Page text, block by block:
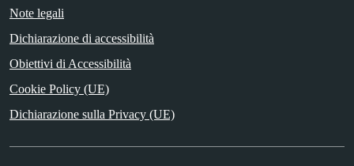
Note legali
Dichiarazione di accessibilità
Obiettivi di Accessibilità
Cookie Policy (UE)
Dichiarazione sulla Privacy (UE)